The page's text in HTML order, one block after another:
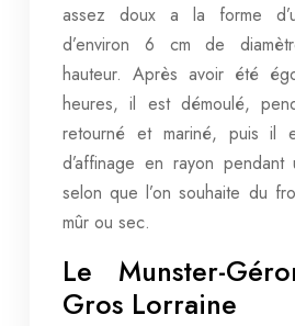
assez doux a la forme
d’environ 6 cm de
hauteur. Après avoir été
heures, il est démoulé,
retourné et mariné, puis il
d’affinage en rayon pendant
selon que l’on souhaite du
mûr ou sec.
Le Munster-
Gros Lorraine